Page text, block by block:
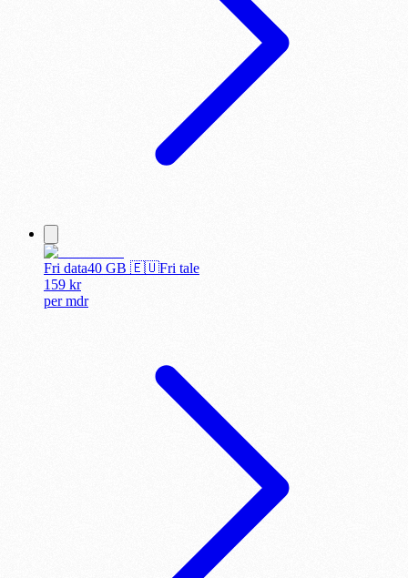
Fri data40 GB 🇪🇺Fri tale
159 kr
permdr